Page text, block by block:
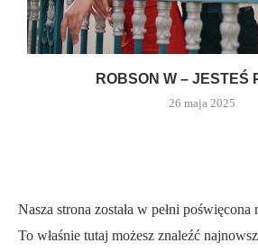
ROBSON W – JESTEŚ
26 maja 2025
Nasza strona została w pełni poświęcona
To właśnie tutaj możesz znaleźć